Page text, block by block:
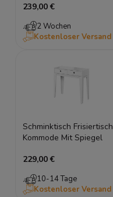
Hochglanz-Fronten –
Weiß
239,00 €
2 Wochen
Kostenloser Versand
Schminktisch Frisiertisch
Kommode Mit Spiegel
229,00 €
10-14 Tage
Kostenloser Versand